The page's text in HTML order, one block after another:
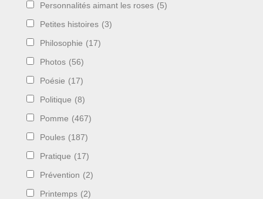
Personnalités aimant les roses (5)
Petites histoires (3)
Philosophie (17)
Photos (56)
Poésie (17)
Politique (8)
Pomme (467)
Poules (187)
Pratique (17)
Prévention (2)
Printemps (2)